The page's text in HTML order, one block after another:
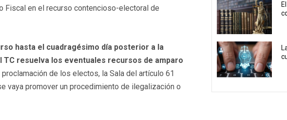
Fiscal en el recurso contencioso-electoral de
hasta el cuadragésimo día posterior a la
resuelva los eventuales recursos de amparo
de los electos, la Sala del artículo 61
vaya promover un procedimiento de ilegalización o